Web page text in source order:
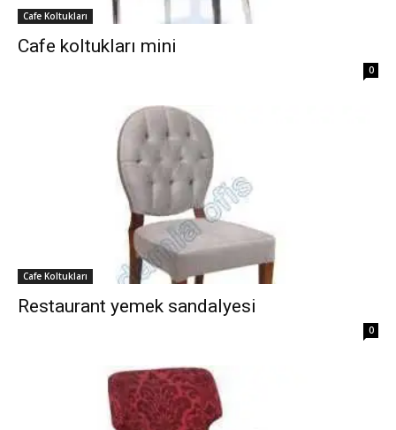
Cafe Koltukları
Cafe koltukları mini
0
Cafe Koltukları
Restaurant yemek sandalyesi
0